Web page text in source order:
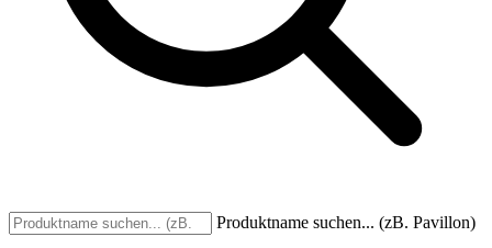
Produktname suchen... (zB. Pavillon)